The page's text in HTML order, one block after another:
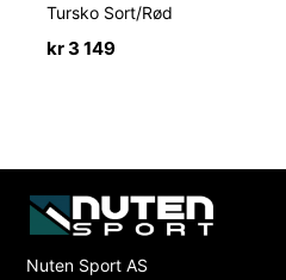
Tursko Sort/Rød
kr3 149
Nuten Sport AS